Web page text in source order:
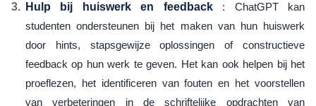
Hulp bij huiswerk en feedback: ChatGPT kan
studenten ondersteunen bij het maken van hun huiswerk
door hints, stapsgewijze oplossingen of constructieve
feedback op hun werk te geven. Het kan ook helpen bij het
proeflezen, het identificeren van fouten en het voorstellen
van verbeteringen in de schriftelijke opdrachten van